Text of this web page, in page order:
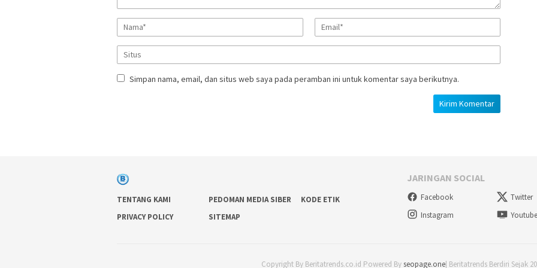
Simpan nama, email, dan situs web saya pada peramban ini untuk komentar saya berikutnya.
TENTANG KAMI PEDOMAN MEDIA SIBER
KODE ETIK
PRIVACY POLICY
SITEMAP
JARINGAN SOCIAL
Facebook Twitter
Instagram
Youtube
Copyright By Beritatrends.co.id Powered Byseopage.one| Beritatrends Berdiri Sejak